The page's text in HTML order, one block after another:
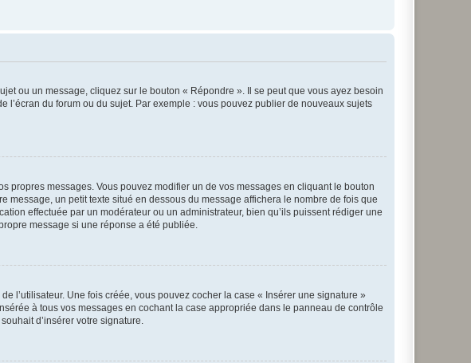
ou un message, cliquez sur le bouton « Répondre ». Il se peut que vous ayez besoin
du forum ou du sujet. Par exemple : vous pouvez publier de nouveaux sujets
propres messages. Vous pouvez modifier un de vos messages en cliquant le bouton
un petit texte situé en dessous du message affichera le nombre de fois que
effectuée par un modérateur ou un administrateur, bien qu’ils puissent rédiger une
message si une réponse a été publiée.
l’utilisateur. Une fois créée, vous pouvez cocher la case « Insérer une signature »
à tous vos messages en cochant la case appropriée dans le panneau de contrôle
d’insérer votre signature.